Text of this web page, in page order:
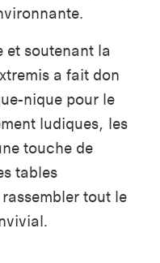
et soutenant la
a fait don
nique pour le
ludiques, les
touche de
tables
tout le